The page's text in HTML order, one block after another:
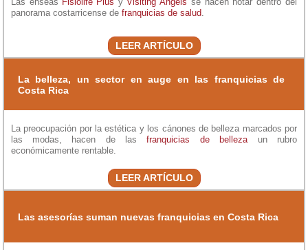
panorama costarricense de franquicias de salud
LEER ARTÍCULO
La belleza, un sector en auge en las franquicias de
Costa Rica
La preocupación por la estética y los cánones de belleza marcados por
las modas, hacen de las franquicias de belleza un rubro
económicamente rentable.
LEER ARTÍCULO
Las asesorías suman nuevas franquicias en Costa Rica